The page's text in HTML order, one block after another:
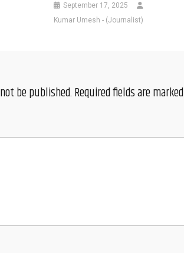
September 17, 2025
Kumar Umesh - (Journalist)
be published.Required fields are marked